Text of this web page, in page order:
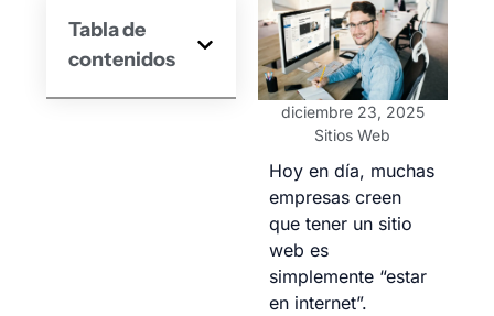
Tabla de
contenidos
diciembre 23, 2025
Sitios Web
Hoy en día, muchas
empresas creen
que tener un sitio
web es
simplemente “estar
en internet”.